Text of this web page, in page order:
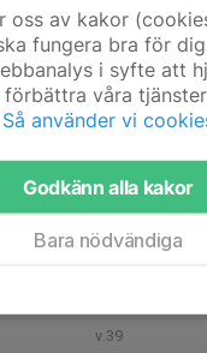
Campus Valla
Grupp 13/14
v.39
oss av kakor
fungera bra för
i syfte att
förbättra våra
Så använder vi
Godkänn alla kakor
Bara nödvändiga